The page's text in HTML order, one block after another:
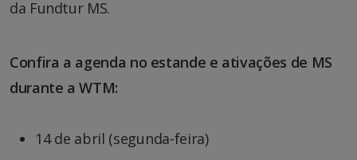
da Fundtur MS.
Confira a agenda no estande e ativações de MS
durante a WTM:
14 de abril (segunda-feira)